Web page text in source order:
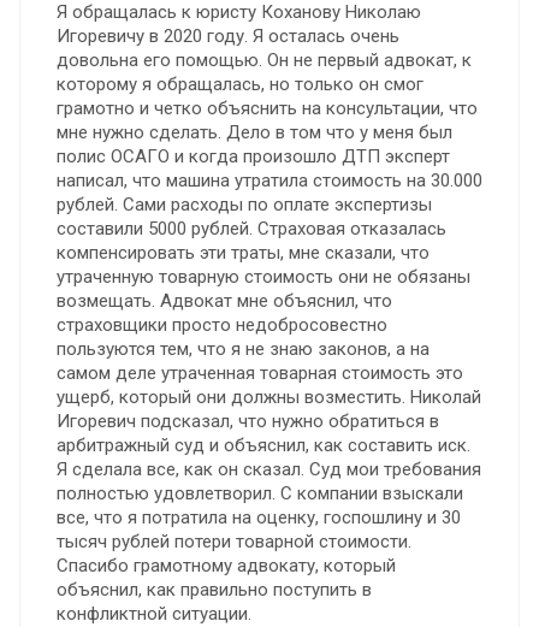
Я обращалась к юристу Коханову Николаю
Игоревичу в 2020 году. Я осталась очень
довольна его помощью. Oн не первый адвокат, к
которому я обращалась, но только он смог
грамотно и четко объяснить на консультации, что
мне нужно сделать. Дело в том что у меня был
полис ОСАГО и когда произошло ДТП эксперт
написал, что машина утратила стоимость на 30.000
рублей. Сами расходы по оплате экспертизы
составили 5000 рублей. Страховая отказалась
компенсировать эти траты, мне сказали, что
утраченную товарную стоимость они не обязаны
возмещать. Адвокат мне объяснил, что
страховщики просто недобросовестно
пользуются тем, что я не знаю законов, а на
самом деле утраченная товарная стоимость это
ущерб, который они должны возместить. Николай
Игоревич подсказал, что нужно обратиться в
арбитражный суд и объяснил, как составить иск.
Я сделала все, как он сказал. Суд мои требования
полностью удовлетворил. С компании взыскали
все, что я потратила на оценку, госпошлину и 30
тысяч рублей потери товарной стоимости.
Спасибо грамотному адвокату, который
объяснил, как правильно поступить в
конфликтной ситуации.